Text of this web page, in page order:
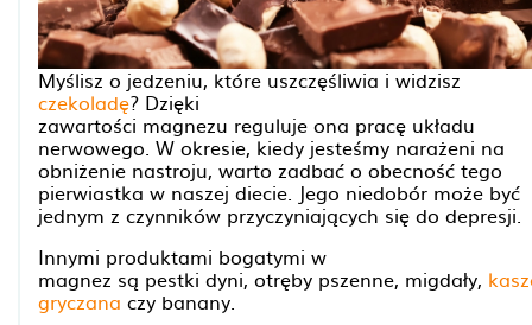
Myślisz o jedzeniu, które uszczęśliwia i widzisz
czekoladę? Dzięki
zawartości magnezu reguluje ona pracę układu
nerwowego. W okresie, kiedy jesteśmy narażeni na
obniżenie nastroju, warto zadbać o obecność tego
pierwiastka w naszej diecie. Jego niedobór może być
jednym z czynników przyczyniających się do depresji.
Innymi produktami bogatymi w
magnez są pestki dyni, otręby pszenne, migdały,
gryczana czy banany.